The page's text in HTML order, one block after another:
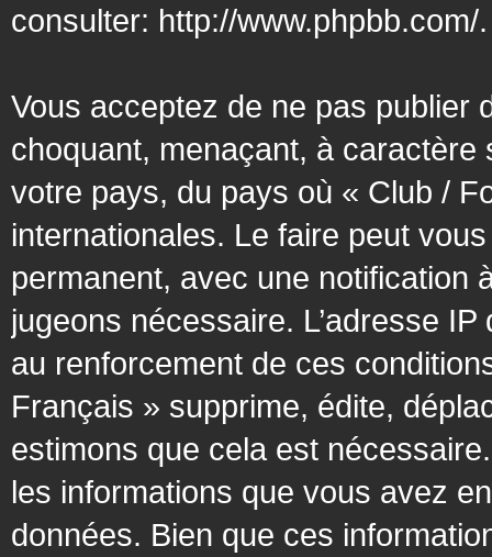
consulter: http://www.phpbb.com/.
Vous acceptez de ne pas publier
choquant, menaçant, à
votre pays, du pays où « Club /
internationales. Le faire peut
permanent, avec une notification
jugeons nécessaire. L’adresse
au renforcement de ces
Français » supprime, édite,
estimons que cela est
les informations que vous avez
données. Bien que ces